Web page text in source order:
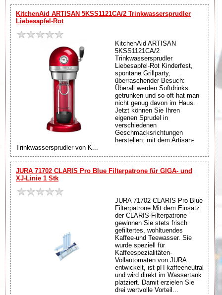
KitchenAid ARTISAN 5KSS1121CA/2 Trinkwassersprudler
Liebesapfel-Rot
KitchenAid ARTISAN
5KSS1121CA/2
Trinkwassersprudler
Liebesapfel-Rot Kinderfest,
spontane Grillparty,
überraschender Besuch:
Überall werden Softdrinks
getrunken und so oft hat man
nicht genug davon im Haus.
Jetzt können Sie Ihren
eigenen Sprudel in
verschiedenen
Geschmacksrichtungen
herstellen: mit dem Artisan-
Trinkwassersprudler von K...
JURA 71702 CLARIS Pro Blue Filterpatrone für GIGA- und
XJ-Linie 1 Stk
JURA 71702 CLARIS Pro Blue
Filterpatrone Mit dem Einsatz
der CLARIS-Filterpatrone
gewinnen Sie stets frisch
gefiltertes, wohltuendes
Kaffee-und Teewasser. Sie
wurde speziell für
Kaffeespezialitäten-
Vollautomaten von JURA
entwickelt, ist pH-kaffeeneutral
und wird direkt im Wassertank
platziert. Damit erzielen Sie
drei wertvolle Vorteil...